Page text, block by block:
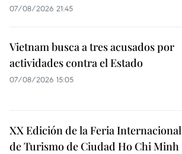
07/08/2026 21:45
Vietnam busca a tres acusados por
actividades contra el Estado
07/08/2026 15:05
XX Edición de la Feria Internacional
de Turismo de Ciudad Ho Chi Minh